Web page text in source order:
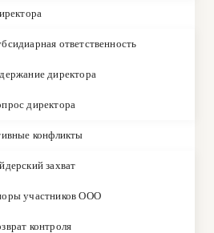
ответственность
директора
директора
конфликты
захват
участников ООО
контроля